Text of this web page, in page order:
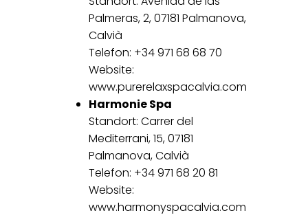
Palmeras, 2, 07181 Palmanova,
Calvià
Telefon: +34 971 68 68 70
Website:
www.purerelaxspacalvia.com
Harmonie Spa
Standort: Carrer del
Mediterrani, 15, 07181
Palmanova, Calvià
Telefon: +34 971 68 20 81
Website:
www.harmonyspacalvia.com